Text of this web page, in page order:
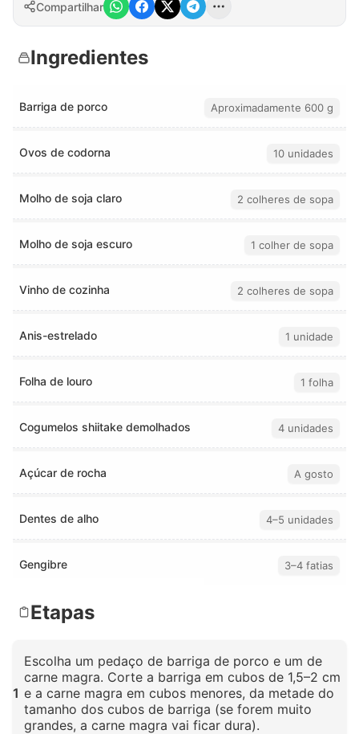
Compartilhar
Ingredientes
Barriga de porco Aproximadamente 600 g
Ovos de codorna 10 unidades
Molho de soja claro 2 colheres de sopa
Molho de soja escuro 1 colher de sopa
Vinho de cozinha 2 colheres de sopa
Anis-estrelado 1 unidade
Folha de louro 1 folha
Cogumelos shiitake demolhados 4 unidades
Açúcar de rocha A gosto
Dentes de alho 4–5 unidades
Gengibre 3–4 fatias
Etapas
1
Escolha um pedaço de barriga de porco e um de
carne magra. Corte a barriga em cubos de 1,5–2 cm
e a carne magra em cubos menores, da metade do
tamanho dos cubos de barriga (se forem muito
grandes, a carne magra vai ficar dura).